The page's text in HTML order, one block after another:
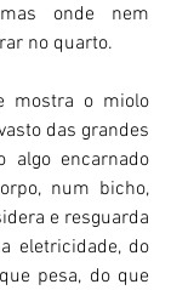
onde nem
no quarto.
mostra o miolo
das grandes
algo encarnado
num bicho,
e resguarda
eletricidade, do
pesa, do que